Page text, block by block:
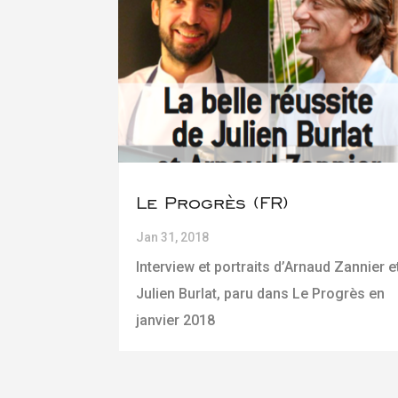
Le Progrès (FR)
Jan 31, 2018
Interview et portraits d’Arnaud Zannier
Julien Burlat, paru dans Le Progrès en
janvier 2018